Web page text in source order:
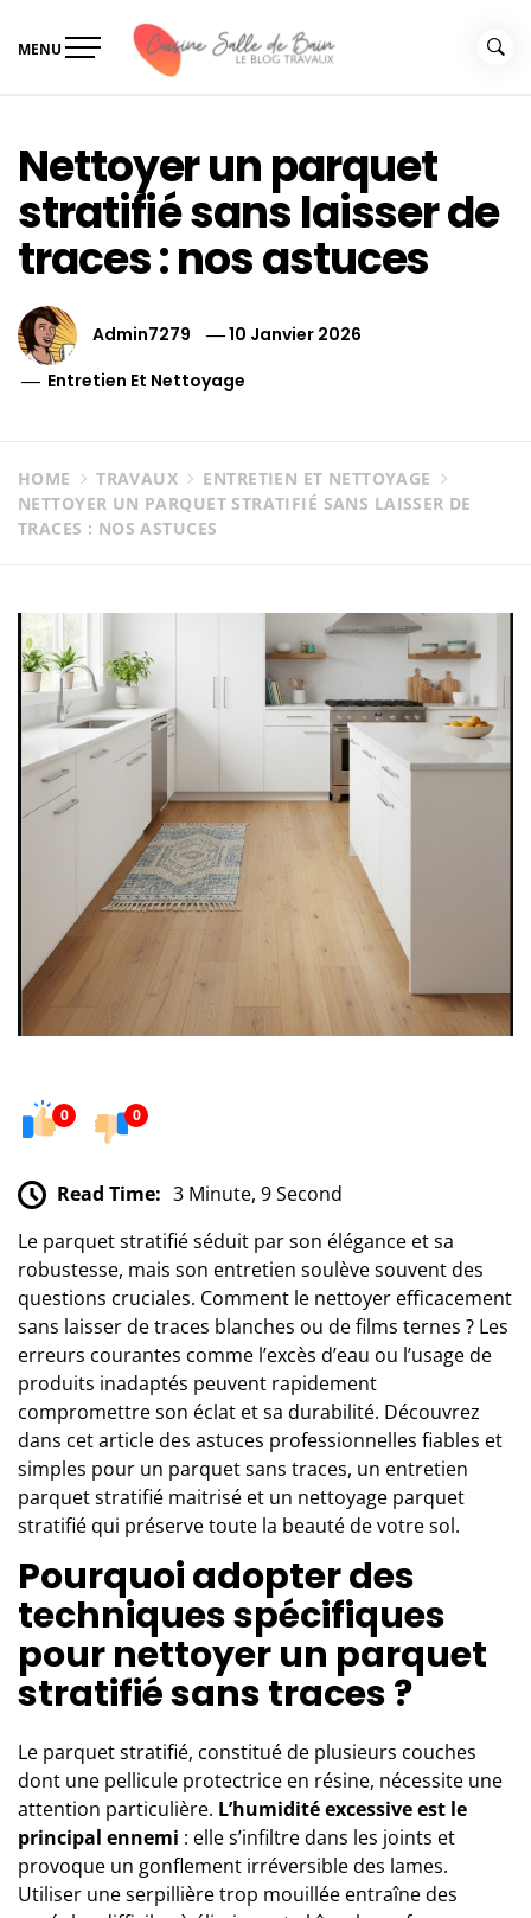
MENU
Nettoyer un parquet
stratifié sans laisser de
traces : nos astuces
Admin7279
10 Janvier 2026
Entretien Et Nettoyage
HOME TRAVAUX
ENTRETIEN ET NETTOYAGE
NETTOYER UN PARQUET STRATIFIÉ SANS LAISSER DE
TRACES : NOS ASTUCES
0 0
Read Time: 3 Minute, 9 Second
Le parquet stratifié séduit par son élégance et sa
robustesse, mais son entretien soulève souvent des
questions cruciales. Comment le nettoyer efficacement
sans laisser de traces blanches ou de films ternes ? Les
erreurs courantes comme l’excès d’eau ou l’usage de
produits inadaptés peuvent rapidement
compromettre son éclat et sa durabilité. Découvrez
dans cet article des astuces professionnelles fiables et
simples pour un parquet sans traces, un entretien
parquet stratifié maitrisé et un nettoyage parquet
stratifié qui préserve toute la beauté de votre sol.
Pourquoi adopter des
techniques spécifiques
pour nettoyer un parquet
stratifié sans traces ?
Le parquet stratifié, constitué de plusieurs couches
dont une pellicule protectrice en résine, nécessite une
attention particulière. L’humidité excessive est le
principal ennemi : elle s’infiltre dans les joints et
provoque un gonflement irréversible des lames.
Utiliser une serpillière trop mouillée entraîne des